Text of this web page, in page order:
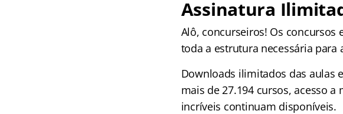
Assinatura
Alô, concurseiros! Os concursos
toda a estrutura necessária para
Downloads ilimitados das aulas
mais de 27.194 cursos, acesso
incríveis continuam disponíveis.